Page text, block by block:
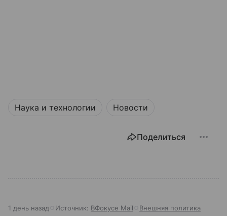
Наука и технологии Новости
Поделиться
1 день назад Источник: ВФокусе Mail Внешняя политика